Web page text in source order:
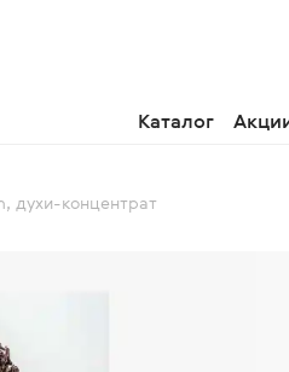
Каталог
духи-концентрат